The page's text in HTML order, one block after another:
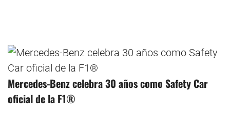
Mercedes-Benz celebra 30 años como Safety Car
oficial de la F1®